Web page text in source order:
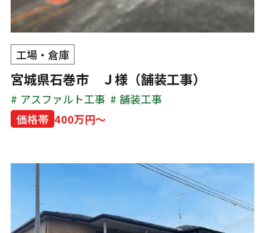
工場・倉庫
宮城県石巻市 Ｊ様（舗装工事）
アスファルト工事
舗装工事
価格帯 400万円～